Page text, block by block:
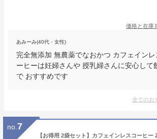
価格と在庫
あみーみ(40代・女性)
完全無添加 無農薬でなおかつ カフェイン
ーヒーは妊婦さんや 授乳婦さんに安心して
で おすすめです
全てのお
no. 7